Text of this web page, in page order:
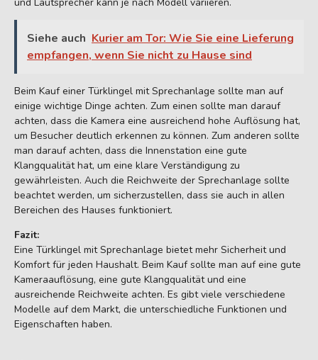
und Lautsprecher kann je nach Modell variieren.
Siehe auch Kurier am Tor: Wie Sie eine Lieferung
empfangen, wenn Sie nicht zu Hause sind
Beim Kauf einer Türklingel mit Sprechanlage sollte man auf
einige wichtige Dinge achten. Zum einen sollte man darauf
achten, dass die Kamera eine ausreichend hohe Auflösung hat,
um Besucher deutlich erkennen zu können. Zum anderen sollte
man darauf achten, dass die Innenstation eine gute
Klangqualität hat, um eine klare Verständigung zu
gewährleisten. Auch die Reichweite der Sprechanlage sollte
beachtet werden, um sicherzustellen, dass sie auch in allen
Bereichen des Hauses funktioniert.
Fazit:
Eine Türklingel mit Sprechanlage bietet mehr Sicherheit und
Komfort für jeden Haushalt. Beim Kauf sollte man auf eine gute
Kameraauflösung, eine gute Klangqualität und eine
ausreichende Reichweite achten. Es gibt viele verschiedene
Modelle auf dem Markt, die unterschiedliche Funktionen und
Eigenschaften haben.